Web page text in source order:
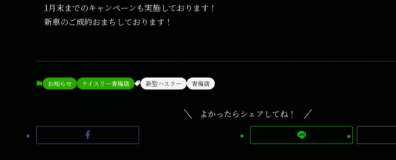
1月末までのキャンペーンも実施しております！
新車のご成約おまちしております！
お知らせ ケイスリー青梅店 新型ハスラー 青梅店
よかったらシェアしてね！